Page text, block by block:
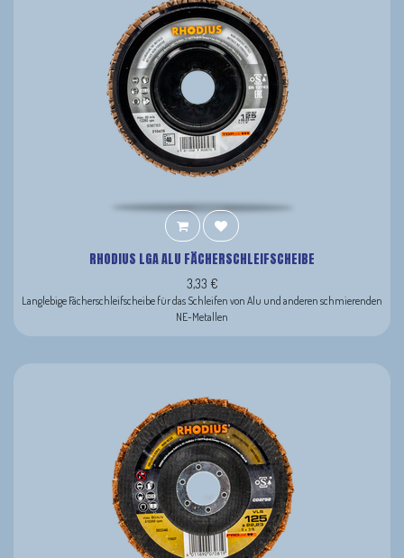
RHODIUS LGA ALU FÄCHERSCHLEIFSCHEIBE
3,33 €
Langlebige Fächerschleifscheibe für das Schleifen von Alu und anderen schmierenden
NE-Metallen